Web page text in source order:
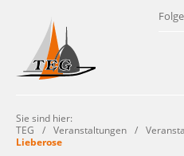
Start Kontakt
Sie sind hier:
TEG
/ Veranstaltungen /
Lieberose